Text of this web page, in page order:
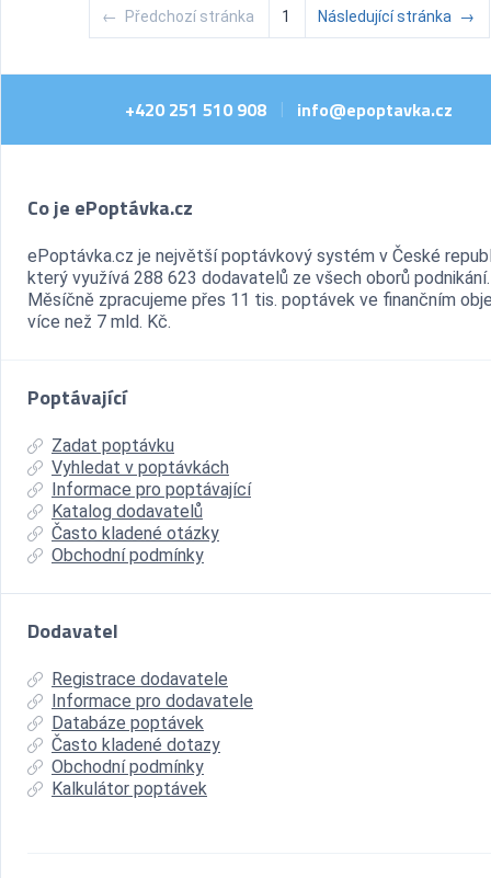
← Předchozí stránka 1 Následující stránka →
+420 251 510 908 | info@epoptavka.cz
Co je ePoptávka.cz
ePoptávka.cz je největší poptávkový systém v České
který využívá 288 623 dodavatelů ze všech oborů podnikání.
Měsíčně zpracujeme přes 11 tis. poptávek ve finančním
více než 7 mld. Kč.
Poptávající
Zadat poptávku
Vyhledat v poptávkách
Informace pro poptávající
Katalog dodavatelů
Často kladené otázky
Obchodní podmínky
Dodavatel
Registrace dodavatele
Informace pro dodavatele
Databáze poptávek
Často kladené dotazy
Obchodní podmínky
Kalkulátor poptávek